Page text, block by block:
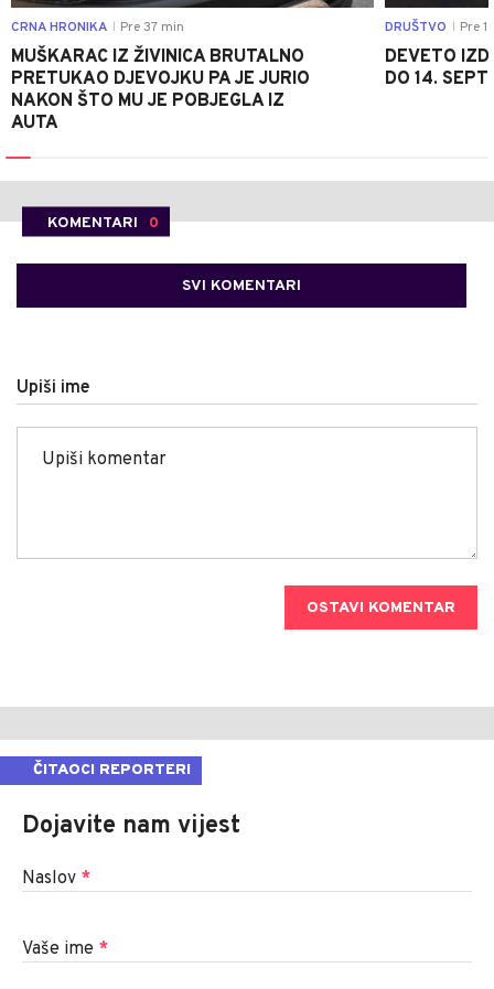
CRNA HRONIKA Pre 37 min
MUŠKARAC IZ ŽIVINICA BRUTALNO
PRETUKAO DJEVOJKU PA JE JURIO
NAKON ŠTO MU JE POBJEGLA IZ
AUTA
DRUŠTVO Pre 1
DEVETO
DO 14.
KOMENTARI 0
SVI KOMENTARI
Upiši ime
OSTAVI KOMENTAR
ČITAOCI REPORTERI
Dojavite nam vijest
Naslov *
Vaše ime *